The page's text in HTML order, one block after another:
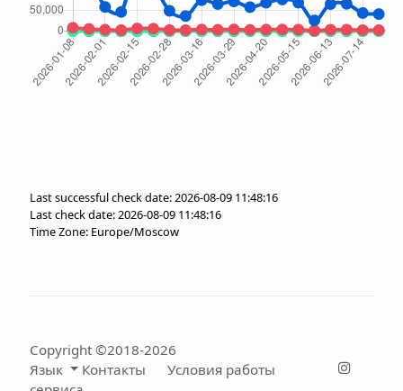
Last successful check date: 2026-08-09 11:48:16
Last check date: 2026-08-09 11:48:16
Time Zone: Europe/Moscow
Copyright ©2018-2026
Язык
Контакты
Условия работы